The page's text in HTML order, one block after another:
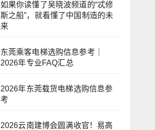
如果你读懂了吴晓波频道的“忒修
斯之船”，就看懂了中国制造的未
来
东莞乘客电梯选购信息参考｜
2026年专业FAQ汇总
2026年东莞载货电梯选购信息参
考
2026云南建博会圆满收官！易高